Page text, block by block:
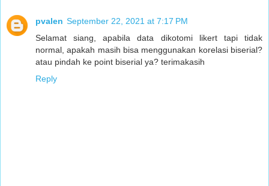
pvalen September 22, 2021 at 7:17 PM
Selamat siang, apabila data dikotomi likert tapi tidak
normal, apakah masih bisa menggunakan korelasi biserial?
atau pindah ke point biserial ya? terimakasih
Reply